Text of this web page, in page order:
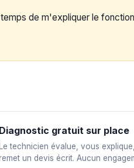
de m'expliquer le
Diagnostic gratuit sur place
Le technicien évalue, vous
un devis écrit. Aucun